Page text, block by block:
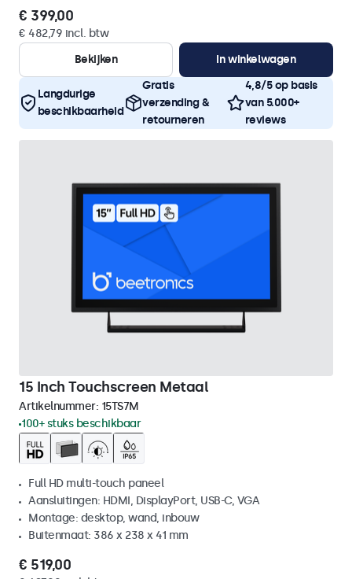
€ 399,00
€ 482,79 incl. btw
Bekijken
In winkelwagen
Langdurige
beschikbaarheid
Gratis
verzending &
retourneren
4,8/5 op basis
van 5.000+
reviews
15 Inch Touchscreen Metaal
Artikelnummer: 15TS7M
100+ stuks beschikbaar
Full HD multi-touch paneel
Aansluitingen: HDMI, DisplayPort, USB-C, VGA
Montage: desktop, wand, inbouw
Buitenmaat: 386 x 238 x 41 mm
€ 519,00